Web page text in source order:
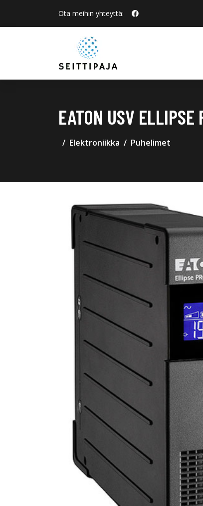
Ota meihin yhteyttä:
EATON USV
Elektroniikka Puhelimet